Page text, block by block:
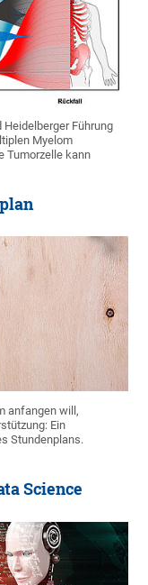
Heidelberger Führung
Myelom
Tumorzelle kann
anfangen will,
Ein
Stundenplans.
Science